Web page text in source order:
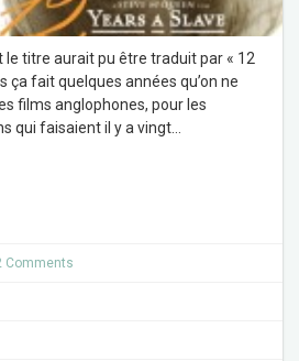
le titre aurait pu être traduit par « 12
ça fait quelques années qu’on ne
films anglophones, pour les
qui faisaient il y a vingt
Comments